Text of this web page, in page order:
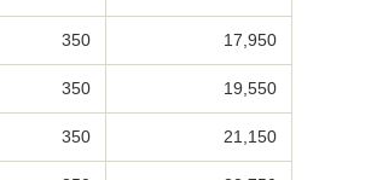
350 17,950
350 19,550
350 21,150